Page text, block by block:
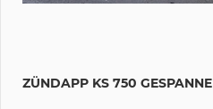
ZÜNDAPP KS 750 GESPANNE